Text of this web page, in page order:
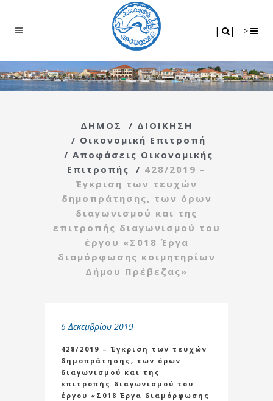
| | ->
ΔΗΜΟΣ / ΔΙΟΙΚΗΣΗ
/ Οικονομική Επιτροπή
/ Αποφάσεις Οικονομικής
Επιτροπής
/ 428/2019 –
Έγκριση των τευχών
δημοπράτησης, των όρων
διαγωνισμού και της
επιτροπής διαγωνισμού του
έργου «Σ018 Έργα
διαμόρφωσης κοιμητηρίων
Δήμου Πρέβεζας»
6 Δεκεμβρίου 2019
428/2019 – Έγκριση των τευχών
δημοπράτησης, των όρων
διαγωνισμού και της
επιτροπής διαγωνισμού του
έργου «Σ018 Έργα διαμόρφωσης